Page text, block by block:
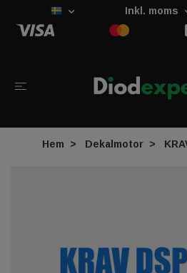
Inkl. moms
Hem Dekalmotor